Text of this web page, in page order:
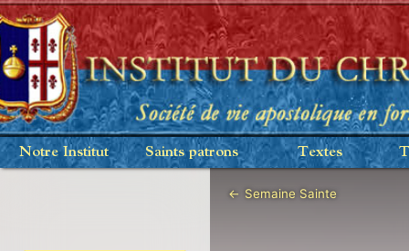
Notre Institut Saints patrons Textes
← Semaine Sainte